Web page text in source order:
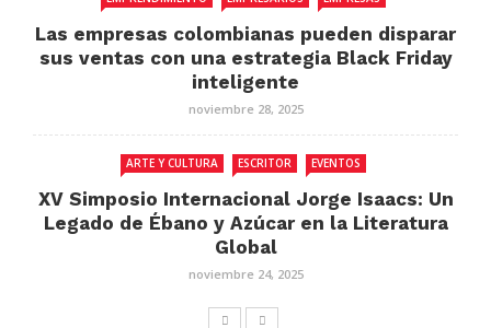
Las empresas colombianas pueden disparar
sus ventas con una estrategia Black Friday
inteligente
noviembre 28, 2025
ARTE Y CULTURA ESCRITOR EVENTOS
XV Simposio Internacional Jorge Isaacs: Un
Legado de Ébano y Azúcar en la Literatura
Global
noviembre 24, 2025